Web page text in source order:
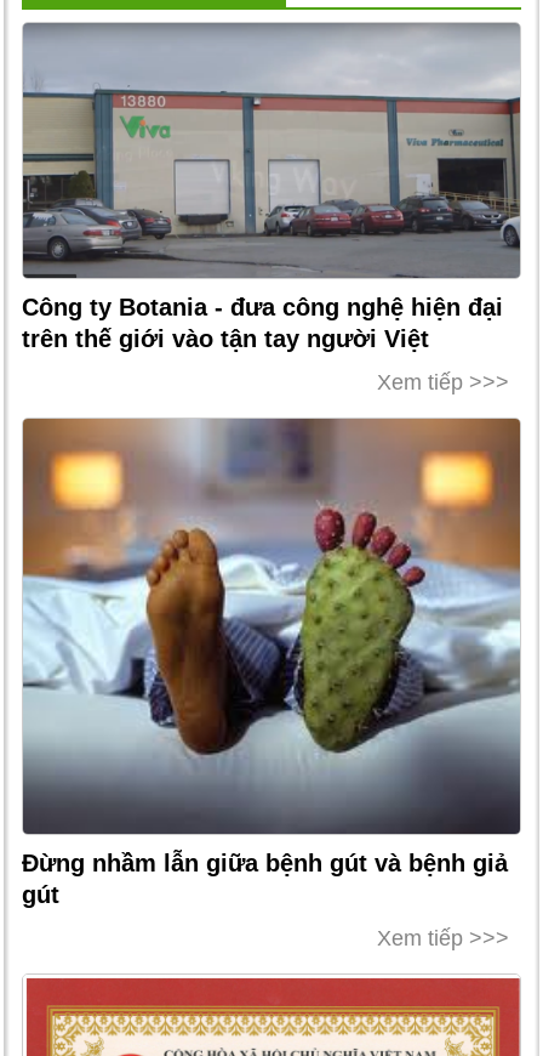
Công ty Botania - đưa công nghệ hiện đại
trên thế giới vào tận tay người Việt
Xem tiếp >>>
Đừng nhầm lẫn giữa bệnh gút và bệnh giả
gút
Xem tiếp >>>